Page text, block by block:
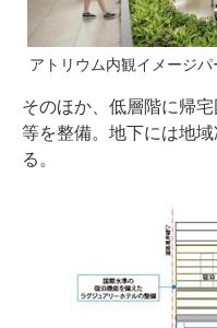
アトリウム内観イメージパ
そのほか、低層階に帰
等を整備。地下には地
る。